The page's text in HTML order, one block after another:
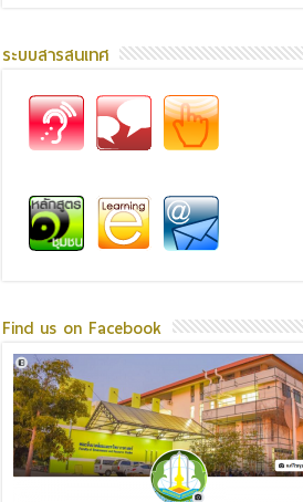
ระบบสารสนเทศ
Find us on Facebook